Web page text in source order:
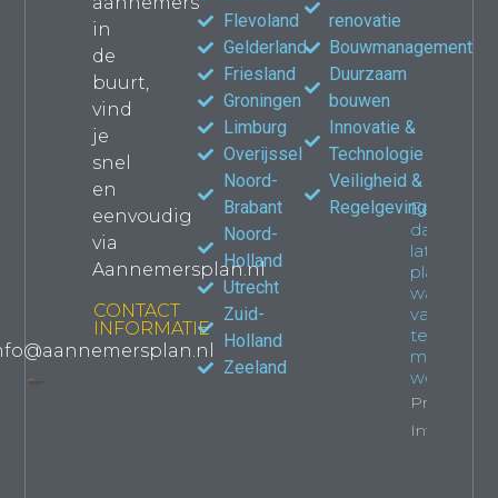
in
de
buurt,
vind
je
snel
en
eenvoudig
via
Aannemersplan.nl
CONTACT
INFORMATIE
Flevoland
Gelderland
Friesland
Groningen
Limburg
Overijssel
Noord-
Brabant
Noord-
Holland
Utrecht
Zuid-
Holland
Zeeland
renovatie
Bouwmanagement
Duurzaam
bouwen
Innovatie &
Technologie
Veiligheid &
Regelgeving
jouw
Een
dakkapel
laten
plaatsen:
wat je
van
tevoren
moet
weten
Property
Info